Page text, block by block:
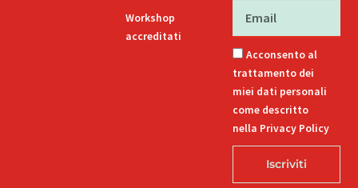
Workshop
accreditati
Acconsento al
trattamento dei
miei dati personali
come descritto
nella Privacy Policy
Iscriviti